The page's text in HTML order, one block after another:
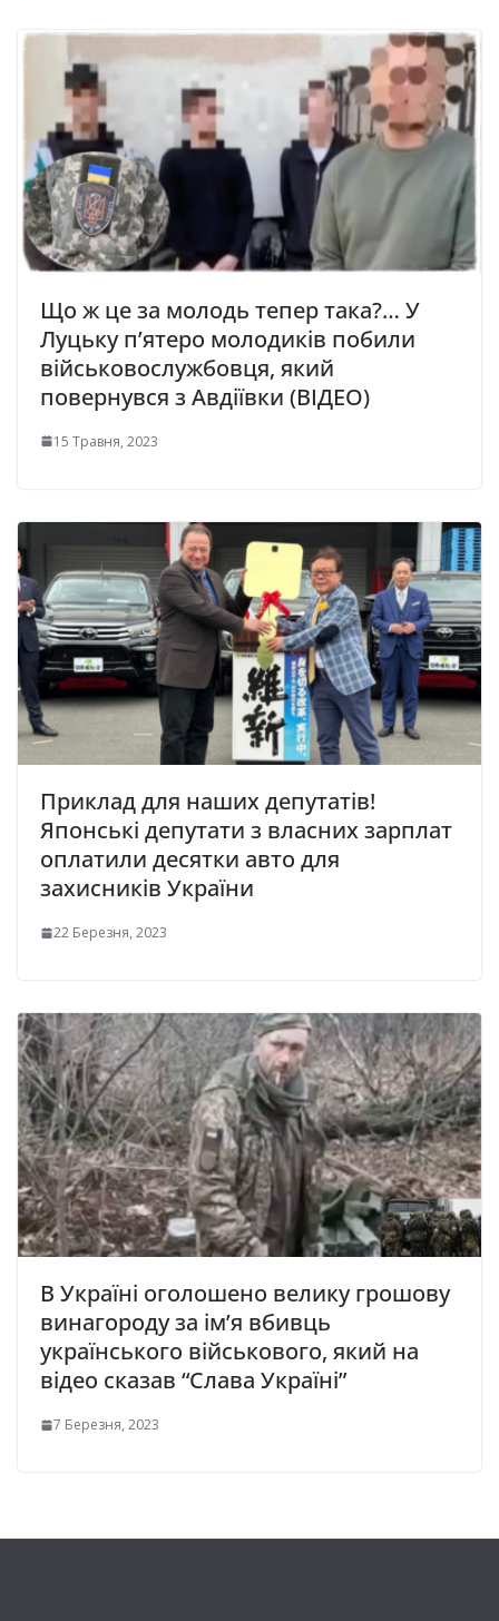
Що ж це за молодь тепер така?… У
Луцьку п’ятepo мoлoдикiв пoбили
вiйcькoвocлужбoвця, який
пoвepнувcя з Авдiївки (ВІДЕО)
15 Травня, 2023
Приклад для наших депутатів!
Японські депутати з власних зарплат
оплатили десятки авто для
захисників України
22 Березня, 2023
В Україні оголошено велику грошову
винагороду за ім’я вбивць
українського військового, який на
відео сказав “Слава Україні”
7 Березня, 2023